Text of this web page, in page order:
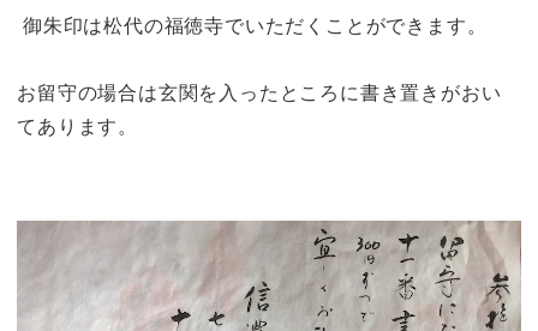
御朱印は松代の福徳寺でいただくことができます。
お留守の場合は玄関を入ったところに書き置きがおい
てあります。